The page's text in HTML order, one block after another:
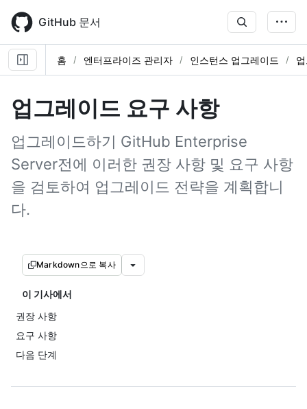
main
content
GitHub 문서
홈 엔터프라이즈 관리자 인스턴스 업그레이드
업그레이드 요구 사항
업그레이드하기 GitHub Enterprise
Server전에 이러한 권장 사항 및 요구 사항
을 검토하여 업그레이드 전략을 계획합니
다.
Markdown으로 복사
이 기사에서
권장 사항
요구 사항
다음 단계